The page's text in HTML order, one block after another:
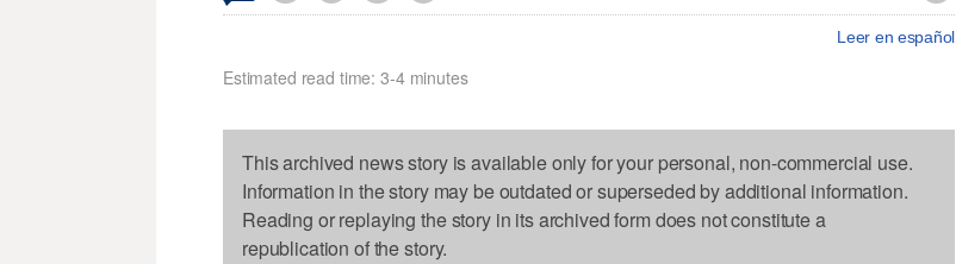
Leer en español
Estimated read time: 3-4 minutes
This archived news story is available only for your personal, non-commercial use.
Information in the story may be outdated or superseded by additional information.
Reading or replaying the story in its archived form does not constitute a
republication of the story.